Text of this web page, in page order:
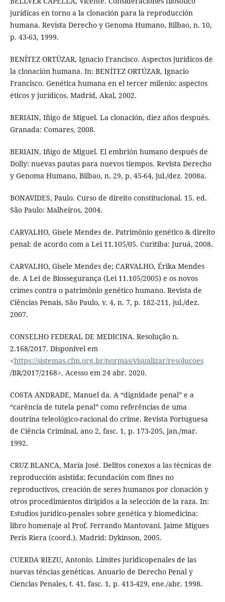
jurídicas en torno a la clonación para la reproducción
humana. Revista Derecho y Genoma Humano, Bilbao, n. 10,
p. 43-63, 1999.
BENÍTEZ ORTÚZAR, Ignacio Francisco. Aspectos jurídicos de
la clonación humana. In: BENÍTEZ ORTÚZAR, Ignacio
Francisco. Genética humana en el tercer milenio: aspectos
éticos y jurídicos. Madrid, Akal, 2002.
BERIAIN, Iñigo de Miguel. La clonación, diez años después.
Granada: Comares, 2008.
BERIAIN, Iñigo de Miguel. El embrión humano después de
Dolly: nuevas pautas para nuevos tiempos. Revista Derecho
y Genoma Humano, Bilbao, n. 29, p. 45-64, jul./dez. 2008a.
BONAVIDES, Paulo. Curso de direito constitucional. 15. ed.
São Paulo: Malheiros, 2004.
CARVALHO, Gisele Mendes de. Patrimônio genético & direito
penal: de acordo com a Lei 11.105/05. Curitiba: Juruá, 2008.
CARVALHO, Gisele Mendes de; CARVALHO, Érika Mendes
de. A Lei de Biossegurança (Lei 11.105/2005) e os novos
crimes contra o patrimônio genético humano. Revista de
Ciências Penais, São Paulo, v. 4, n. 7, p. 182-211, jul./dez.
2007.
CONSELHO FEDERAL DE MEDICINA. Resolução n.
2.168/2017. Disponível em
<https://sistemas.cfm.org.br/normas/visualizar/resolucoes
/BR/2017/2168>. Acesso em 24 abr. 2020.
COSTA ANDRADE, Manuel da. A “dignidade penal” e a
“carência de tutela penal” como referências de uma
doutrina teleológico-racional do crime. Revista Portuguesa
de Ciência Criminal, ano 2, fasc. 1, p. 173-205, jan./mar.
1992.
CRUZ BLANCA, María José. Delitos conexos a las técnicas de
reproducción asistida: fecundación com fines no
reproductivos, creación de seres humanos por clonación y
otros procedimientos dirigidos a la selección de la raza. In:
Estudios jurídico-penales sobre genética y biomedicina:
libro homenaje al Prof. Ferrando Mantovani. Jaime Migues
Peris Riera (coord.). Madrid: Dykinson, 2005.
CUERDA RIEZU, Antonio. Límites juridicopenales de las
nuevas téncias genéticas. Anuario de Derecho Penal y
Ciencias Penales, t. 41, fasc. 1, p. 413-429, ene./abr. 1998.